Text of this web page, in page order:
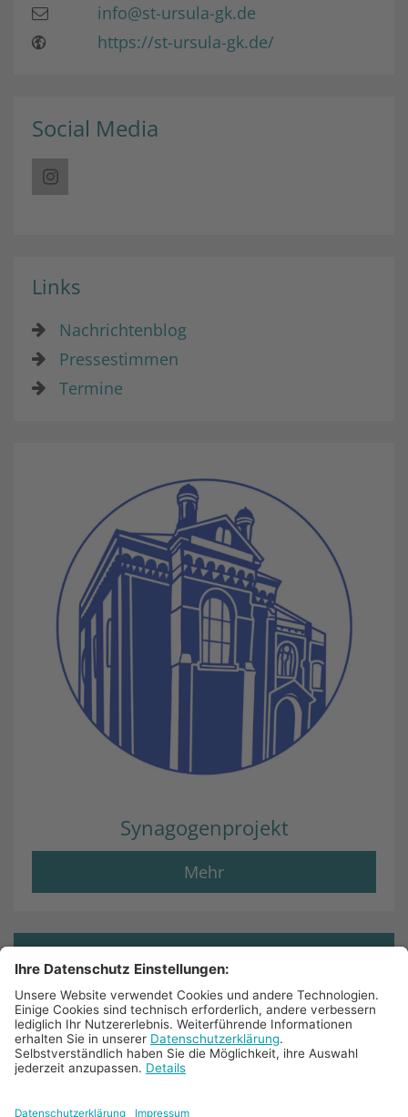
info@st-ursula-gk.de
https://st-ursula-gk.de/
Social Media
Links
Nachrichtenblog
Pressestimmen
Termine
Synagogenprojekt
Mehr